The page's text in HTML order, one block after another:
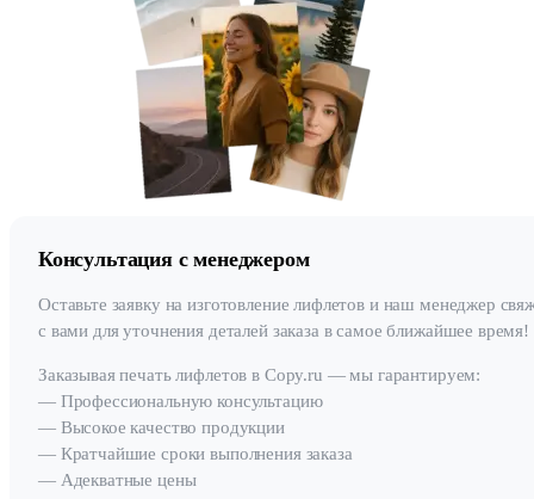
Консультация с менеджером
Оставьте заявку на изготовление лифлетов и наш менеджер
с вами для уточнения деталей заказа в самое ближайшее время!
Заказывая печать лифлетов в Copy.ru — мы гарантируем:
— Профессиональную консультацию
— Высокое качество продукции
— Кратчайшие сроки выполнения заказа
— Адекватные цены